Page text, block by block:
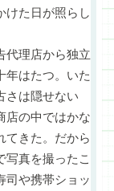
けた日が照らし
代理店から独立
年はたつ。いた
さは隠せない
店の中ではかな
てきた。だから
写真を撮ったこ
司や携帯ショッ